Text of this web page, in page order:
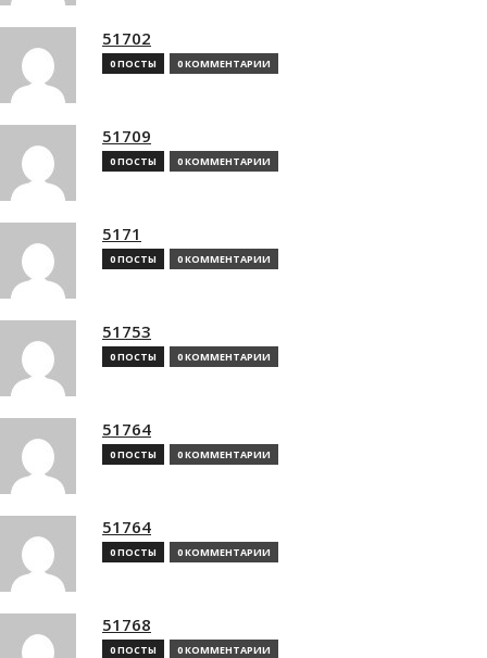
51702
0 ПОСТЫ 0 КОММЕНТАРИИ
51709
0 ПОСТЫ 0 КОММЕНТАРИИ
5171
0 ПОСТЫ 0 КОММЕНТАРИИ
51753
0 ПОСТЫ 0 КОММЕНТАРИИ
51764
0 ПОСТЫ 0 КОММЕНТАРИИ
51764
0 ПОСТЫ 0 КОММЕНТАРИИ
51768
0 ПОСТЫ 0 КОММЕНТАРИИ